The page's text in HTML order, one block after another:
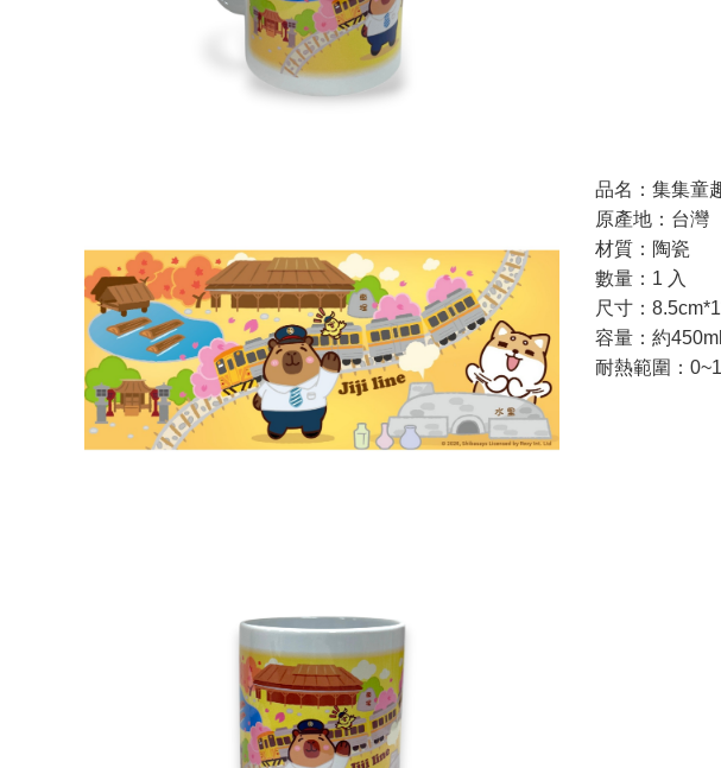
品名：集集童
原產地：台灣
材質：陶瓷
數量：1 入
尺寸：
容量：約450ml
耐熱範圍：